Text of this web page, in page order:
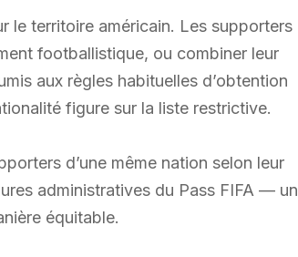
le territoire américain. Les supporters
footballistique, ou combiner leur
aux règles habituelles d’obtention
figure sur la liste restrictive.
d’une même nation selon leur
administratives du Pass FIFA — un
équitable.